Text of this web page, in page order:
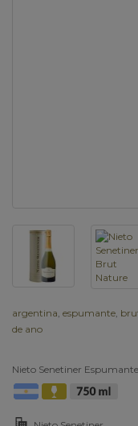
argentina espumante
de ano
Nieto Senetiner